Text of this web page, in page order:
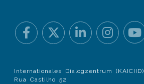
Internationales Dialogzentrum (KAICIID)
Rua Castilho 52